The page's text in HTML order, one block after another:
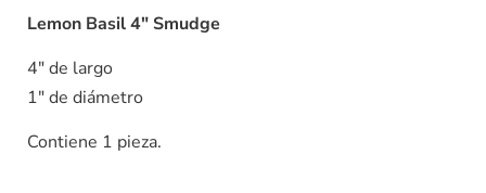
Lemon Basil 4″ Smudge
4″ de largo
1″ de diámetro
Contiene 1 pieza.